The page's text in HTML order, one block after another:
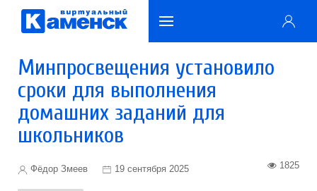
Минпросвещения установило
сроки для выполнения
домашних заданий для
школьников
Фёдор Змеев 19 сентября 2025 1825